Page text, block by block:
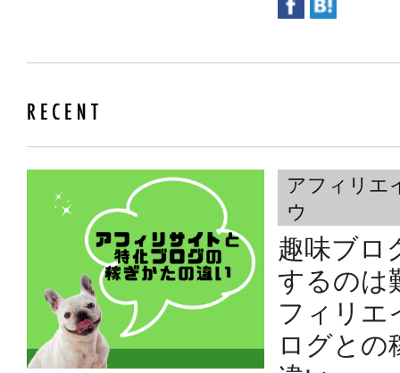
アフィリエ
ウ
趣味ブロ
するのは
フィリエ
ログとの